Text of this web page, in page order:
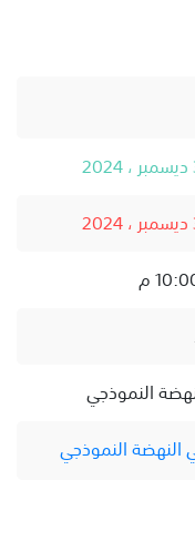
النموذجي
النهضة النموذجي